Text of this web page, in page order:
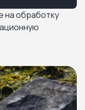
на обработку